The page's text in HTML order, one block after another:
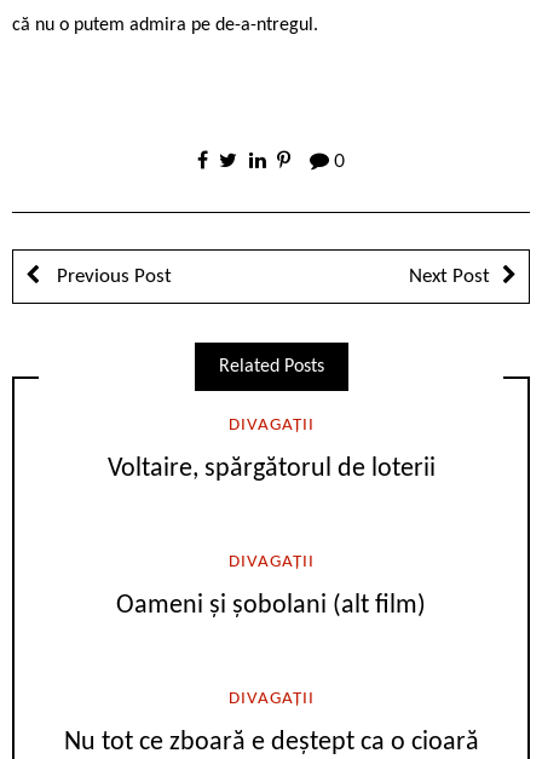
că nu o putem admira pe de-a-ntregul.
0
Previous Post Next Post
Related Posts
DIVAGAȚII
Voltaire, spărgătorul de loterii
DIVAGAȚII
Oameni și șobolani (alt film)
DIVAGAȚII
Nu tot ce zboară e deștept ca o cioară